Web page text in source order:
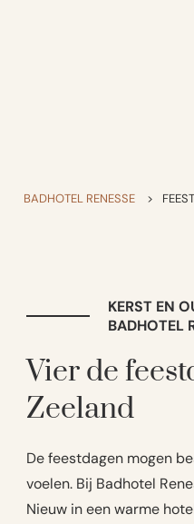
BADHOTEL RENESSE >
Vier de
Zeeland
KERST EN
BADHOTEL
De feestdagen mogen
voelen. Bij Badhotel
Nieuw in een warme